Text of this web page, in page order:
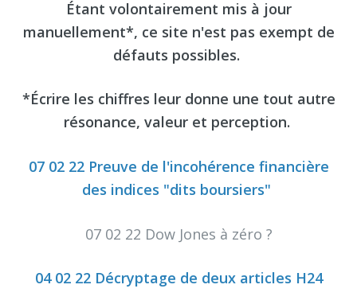
Étant volontairement mis à jour
manuellement*, ce site n'est pas exempt de
défauts possibles.
*Écrire les chiffres leur donne une tout autre
résonance, valeur et perception.
07 02 22 Preuve de l'incohérence financière
des indices "dits boursiers"
07 02 22 Dow Jones à zéro ?
04 02 22 Décryptage de deux articles H24